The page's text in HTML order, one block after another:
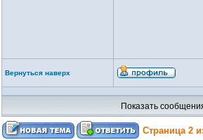
Вернуться наверх
Показать
Страница 2